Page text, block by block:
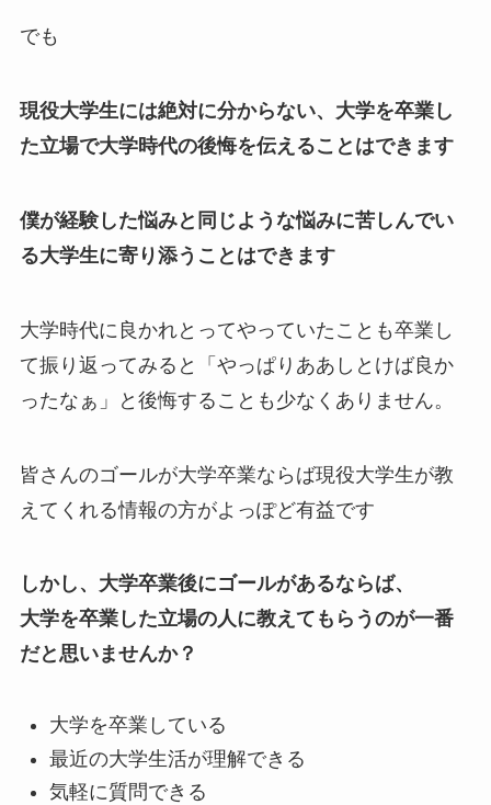
でも
現役大学生には絶対に分からない、大学を卒業し
た立場で大学時代の後悔を伝えることはできます
僕が経験した悩みと同じような悩みに苦しんでい
る大学生に寄り添うことはできます
大学時代に良かれとってやっていたことも卒業し
て振り返ってみると「やっぱりああしとけば良か
ったなぁ」と後悔することも少なくありません。
皆さんのゴールが大学卒業ならば現役大学生が教
えてくれる情報の方がよっぽど有益です
しかし、大学卒業後にゴールがあるならば、
大学を卒業した立場の人に教えてもらうのが一番
だと思いませんか？
大学を卒業している
最近の大学生活が理解できる
気軽に質問できる